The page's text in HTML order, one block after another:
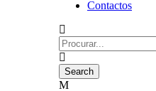
Contactos